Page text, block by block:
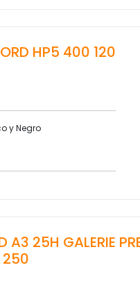
HP5 400 120
y Negro
A3 25H GALERIE
250